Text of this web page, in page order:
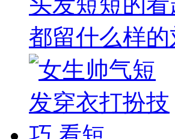
都留什么样